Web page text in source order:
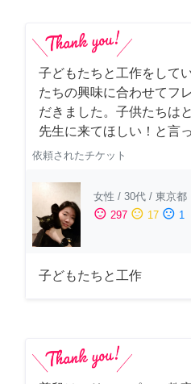
子どもたちと工作をして
たちの興味に合わせてフ
だきました。子供たちは
先生に来てほしい！と言
依頼されたチケット
女性 / 30代 / 東京都
sentiment_satisfied 297 sentiment_neutral 17 sentiment_dissatisfied 1
子どもたちと工作